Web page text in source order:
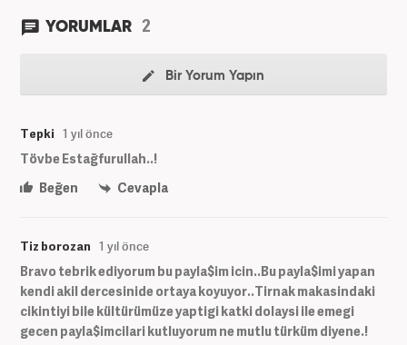
YORUMLAR 2
Bir Yorum Yapın
Tepki 1 yıl önce
Tövbe Estağfurullah..!
Beğen
Cevapla
Tiz borozan 1 yıl önce
Bravo tebrik ediyorum bu payla$im icin..Bu payla$imi yapan
kendi akil dercesinide ortaya koyuyor..Tirnak makasindaki
cikintiyi bile kültürümüze yaptigi katki dolaysi ile emegi
gecen payla$imcilari kutluyorum ne mutlu türküm diyene.!